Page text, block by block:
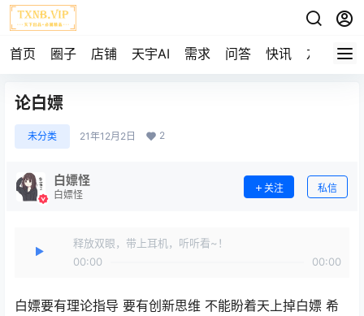
首页 圈子 店铺 天宇AI 需求 问答 快讯 友链
论白嫖
未分类 21年12月2日 2
白嫖怪
白嫖怪
关注 私信
释放双眼，带上耳机，听听看~！
00:00
00:00
白嫖要有理论指导 要有创新思维 不能盼着天上掉白嫖 希